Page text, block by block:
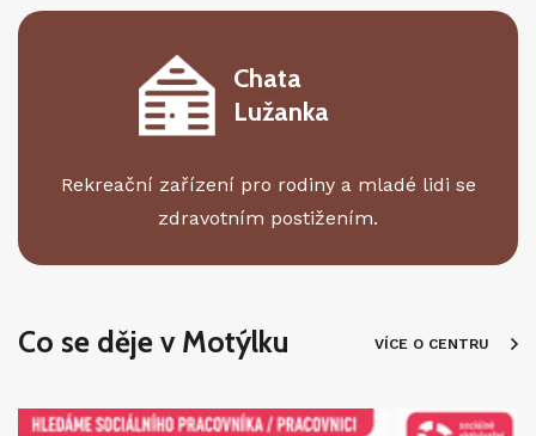
Chata
Lužanka
Rekreační zařízení pro rodiny a mladé lidi se
zdravotním postižením.
Co se děje v Motýlku VÍCE O CENTRU